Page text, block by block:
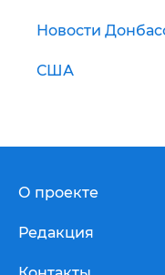
Новости
США
О проекте
Редакция